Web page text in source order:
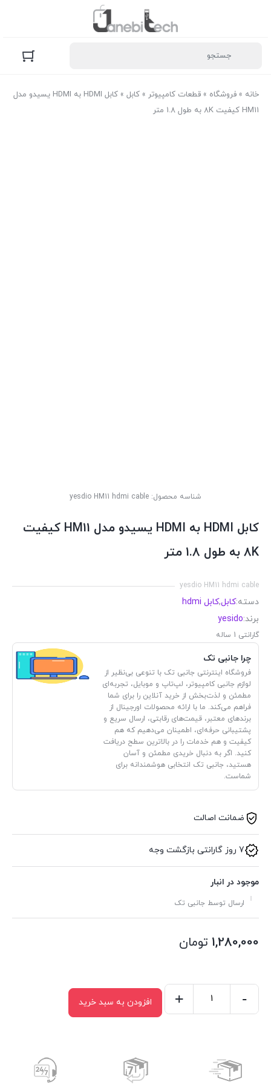
خانه » فروشگاه » قطعات کامپیوتر » کابل »
کابل HDMI به HDMI یسیدو مدل
HM11 کیفیت 8K به طول 1.8 متر
شناسه محصول: yesdio HM11 hdmi cable
کابل HDMI به HDMI یسیدو مدل HM11 کیفیت
8K به طول 1.8 متر
yesdio HM11 hdmi cable
دسته:کابل,کابل hdmi
برند:yesido
گارانتی 1 ساله
چرا جانبی تک
فروشگاه اینترنتی جانبی تک با تنوعی بی‌نظیر از
لوازم جانبی کامپیوتر، لپ‌تاپ و موبایل، تجربه‌ای
مطمئن و لذت‌بخش از خرید آنلاین را برای شما
فراهم می‌کند. ما با ارائه محصولات اورجینال از
برندهای معتبر، قیمت‌های رقابتی، ارسال سریع و
پشتیبانی حرفه‌ای، اطمینان می‌دهیم که هم
کیفیت و هم خدمات را در بالاترین سطح دریافت
کنید. اگر به دنبال خریدی مطمئن و آسان
هستید، جانبی تک انتخابی هوشمندانه برای
شماست.
ضمانت اصالت
7 روز گارانتی بازگشت وجه
موجود در انبار
ارسال توسط جانبی تک
1,280,000 تومان
یسیدو
-
+ افزودن به سبد خرید